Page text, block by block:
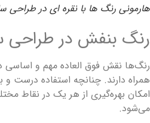
هارمونی رنگ ها با نقره ای در طراحی
رنگ بنفش در طراحی
رنگ‌ها نقش فوق‌ العاده مهم و اساسی
همراه دارند. چنانچه استفاده درست و
امکان بهره‌گیری از هر یک در نقاط
می‌شود.